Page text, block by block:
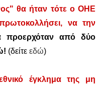
θα ήταν τότε ο ΟΗΕ
να την
προερχόταν από δύο
(δείτε εδώ)
έγκλημα της μη